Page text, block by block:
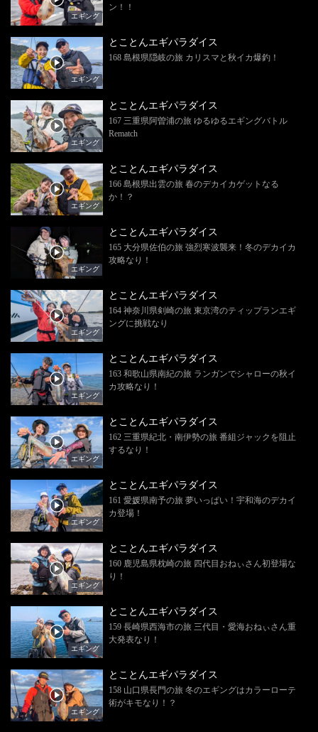
エギング
ン！！
エギング
とことんエギパラダイス
168 島根県隠岐の旅 カリスマと秋イカ爆釣！
エギング
とことんエギパラダイス
167 三重県阿曽浦の旅 ゆるゆるエギングバトル
Rematch
エギング
とことんエギパラダイス
166 島根県出雲の旅 春のデカイカゲットなる
か！？
エギング
とことんエギパラダイス
165 大分県佐伯の旅 強烈寒波襲来！冬のデカイカ
攻略なり！
エギング
とことんエギパラダイス
164 神奈川県剣崎の旅 東京湾のティップランエギ
ングに挑戦なり
エギング
とことんエギパラダイス
163 和歌山県南紀の旅 ランガンでシャローの秋イ
カ攻略なり！
エギング
とことんエギパラダイス
162 三重県紀北・南伊勢の旅 番組ジャックを阻止
するなり！
エギング
とことんエギパラダイス
161 愛媛県南予の旅 夢いっぱい！宇和海のデカイ
カ登場！
エギング
とことんエギパラダイス
160 鹿児島県枕崎の旅 四代目おねぃさん初登場な
り！
エギング
とことんエギパラダイス
159 長崎県西海市の旅 三代目・愛海おねぃさん重
大発表なり！
エギング
とことんエギパラダイス
158 山口県長門の旅 冬のエギングはカラーローテ
術がキモなり！？